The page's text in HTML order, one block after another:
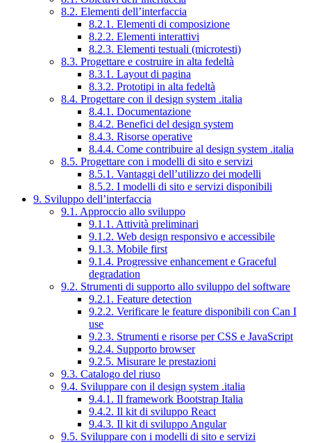
8.2. Elementi dell’interfaccia
8.2.1. Elementi di composizione
8.2.2. Elementi interattivi
8.2.3. Elementi testuali (microtesti)
8.3. Progettare e costruire in alta fedeltà
8.3.1. Layout di pagina
8.3.2. Prototipi in alta fedeltà
8.4. Progettare con il design system .italia
8.4.1. Documentazione
8.4.2. Benefici del design system
8.4.3. Risorse operative
8.4.4. Come contribuire al design system .italia
8.5. Progettare con i modelli di sito e servizi
8.5.1. Vantaggi dell’utilizzo dei modelli
8.5.2. I modelli di sito e servizi disponibili
9. Sviluppo dell’interfaccia
9.1. Approccio allo sviluppo
9.1.1. Attività preliminari
9.1.2. Web design responsivo e accessibile
9.1.3. Mobile first
9.1.4. Progressive enhancement e Graceful
degradation
9.2. Strumenti di supporto allo sviluppo del software
9.2.1. Feature detection
9.2.2. Verificare le feature disponibili con Can I
use
9.2.3. Strumenti e risorse per CSS e JavaScript
9.2.4. Supporto browser
9.2.5. Misurare le prestazioni
9.3. Catalogo del riuso
9.4. Sviluppare con il design system .italia
9.4.1. Il framework Bootstrap Italia
9.4.2. Il kit di sviluppo React
9.4.3. Il kit di sviluppo Angular
9.5. Sviluppare con i modelli di sito e servizi